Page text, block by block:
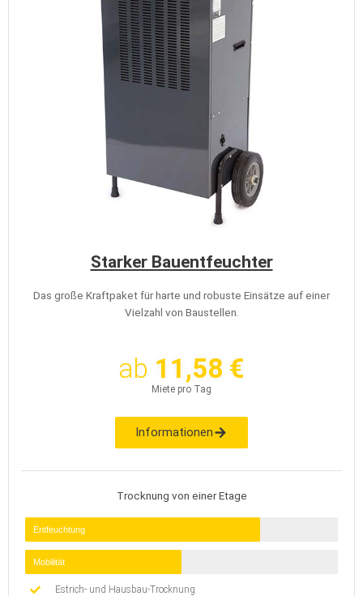
Starker Bauentfeuchter
Das große Kraftpaket für harte und robuste Einsätze auf einer
Vielzahl von Baustellen.
ab 11,58 €
Miete pro Tag
Informationen
Trocknung von einer Etage
Entfeuchtung
Mobilität
Estrich- und Hausbau-Trocknung